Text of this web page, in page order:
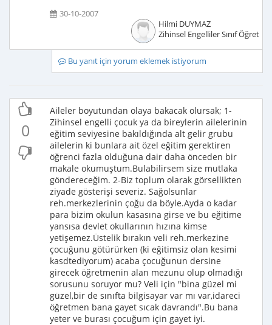
30-10-2007
Hilmi DUYMAZ
Zihinsel Engelliler Sınıf
Bu yanıt için yorum eklemek istiyorum
0
Aileler boyutundan olaya bakacak olursak; 1-
Zihinsel engelli çocuk ya da bireylerin ailelerinin
eğitim seviyesine bakıldığında alt gelir grubu
ailelerin ki bunlara ait özel eğitim gerektiren
öğrenci fazla olduğuna dair daha önceden bir
makale okumuştum.Bulabilirsem size mutlaka
göndereceğim. 2-Biz toplum olarak görsellikten
ziyade gösterişi severiz. Sağolsunlar
reh.merkezlerinin çoğu da böyle.Ayda o kadar
para bizim okulun kasasına girse ve bu eğitime
yansısa devlet okullarının hızına kimse
yetişemez.Üstelik bırakın veli reh.merkezine
çocuğunu götürürken (ki eğitimsiz olan kesimi
kasdtediyorum) acaba çocuğunun dersine
girecek öğretmenin alan mezunu olup olmadığı
sorusunu soruyor mu? Veli için "bina güzel mi
güzel,bir de sınıfta bilgisayar var mı var,idareci
öğretmen bana gayet sıcak davrandı".Bu bana
yeter ve burası çocuğum için gayet iyi.